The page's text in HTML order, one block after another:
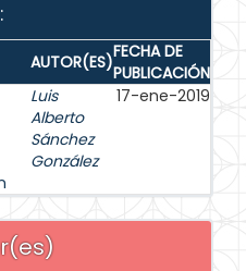
AUTOR(ES)FECHA DE
PUBLICACIÓN
Luis
Alberto
Sánchez
González
17-ene-2019